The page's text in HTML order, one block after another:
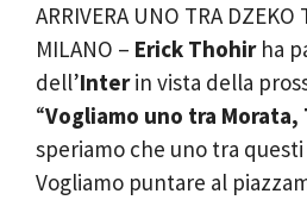
ARRIVERA UNO TRA DZEKO
MILANO – Erick Thohirha
dell’Interin vista della
“Vogliamo uno tra Morata,
speriamo che uno tra
Vogliamo puntare al